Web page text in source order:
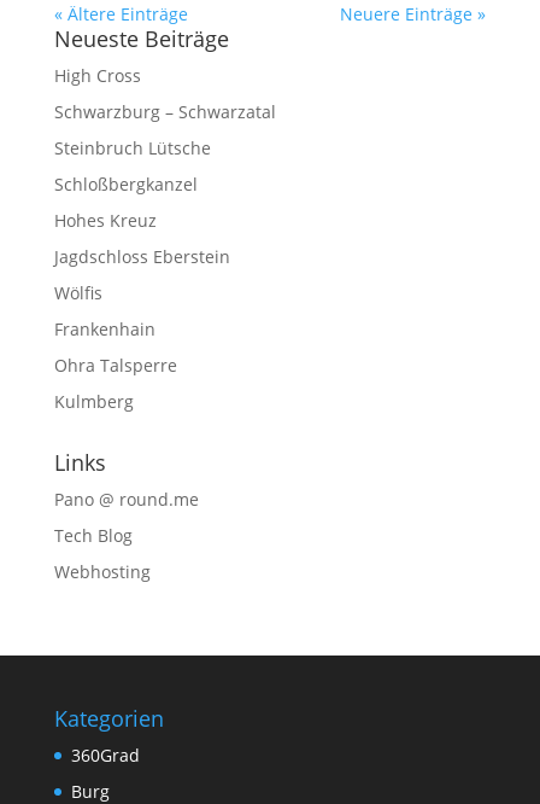
« Ältere Einträge Neuere Einträge »
Neueste Beiträge
High Cross
Schwarzburg – Schwarzatal
Steinbruch Lütsche
Schloßbergkanzel
Hohes Kreuz
Jagdschloss Eberstein
Wölfis
Frankenhain
Ohra Talsperre
Kulmberg
Links
Pano @ round.me
Tech Blog
Webhosting
Kategorien
360Grad
Burg